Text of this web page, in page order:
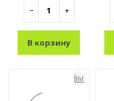
− +
В корзину